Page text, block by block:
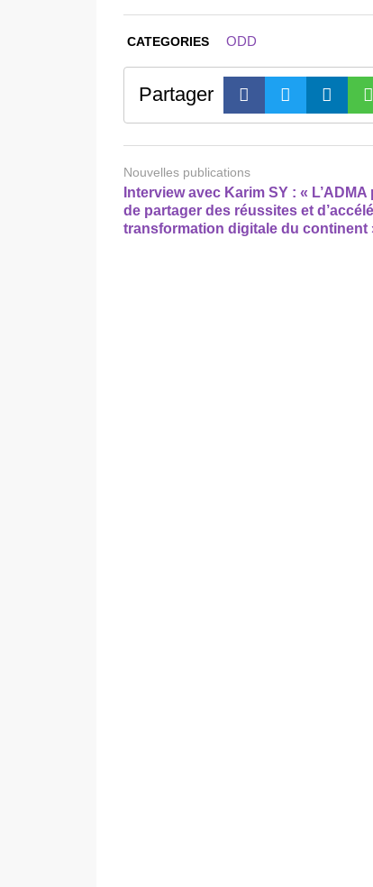
CATEGORIES ODD
Partager
Nouvelles publications
Interview avec Karim SY : «
de partager des réussites et
transformation digitale du continent